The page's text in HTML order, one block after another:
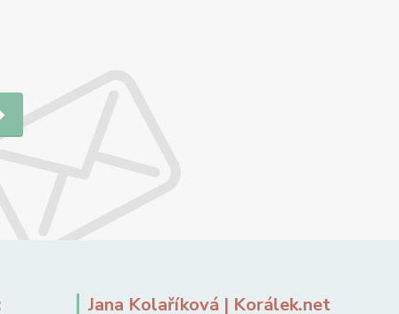
Jana Kolaříková | Korálek.net